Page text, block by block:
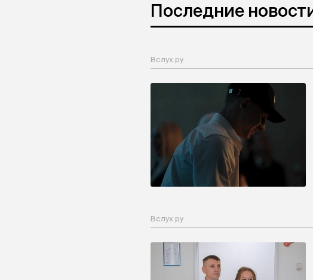
Последние
Вслух.ру
Вслух.ру